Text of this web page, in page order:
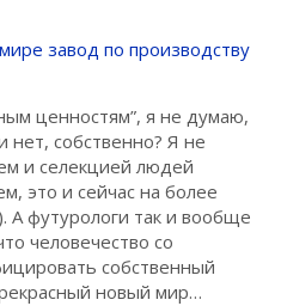
завод по производству
ценностям”, я не думаю,
нет, собственно? Я не
и селекцией людей
это и сейчас на более
А футурологи так и вообще
человечество со
собственный
новый мир…